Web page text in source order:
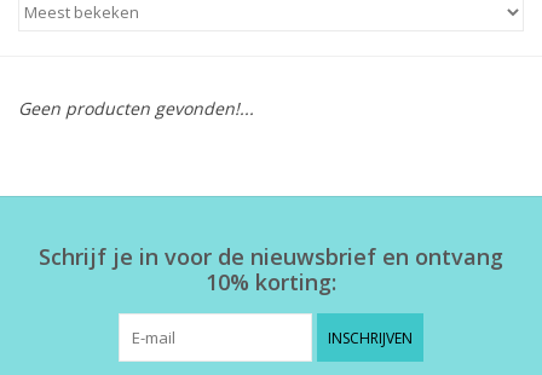
Accessoires
Home deco
SALE
Geen producten gevonden!...
Schrijf je in voor de nieuwsbrief en ontvang
10% korting:
INSCHRIJVEN